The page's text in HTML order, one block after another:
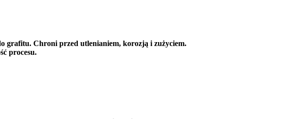
grafitu. Chroni przed utlenianiem, korozją i zużyciem.
procesu.